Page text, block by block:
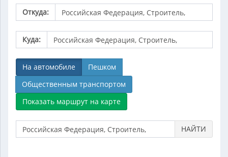
Откуда:
Куда:
На автомобиле
Пешком
Общественным транспортом
НАЙТИ